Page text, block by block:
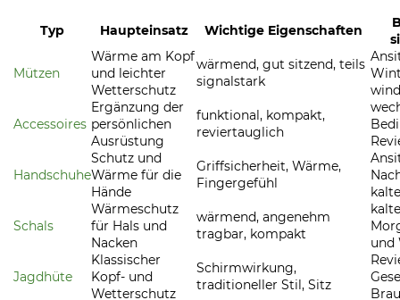
Typ Haupteinsatz Wichtige Eigenschaften
Mützen
Wärme am Kopf
und leichter
Wetterschutz
wärmend, gut sitzend, teils
signalstark
Accessoires
Ergänzung der
persönlichen
Ausrüstung
funktional, kompakt,
reviertauglich
Handschuhe
Schutz und
Wärme für die
Hände
Griffsicherheit, Wärme,
Fingergefühl
Schals
Wärmeschutz
für Hals und
Nacken
wärmend, angenehm
tragbar, kompakt
und
Jagdhüte
Klassischer
Kopf- und
Wetterschutz
Schirmwirkung,
traditioneller Stil, Sitz